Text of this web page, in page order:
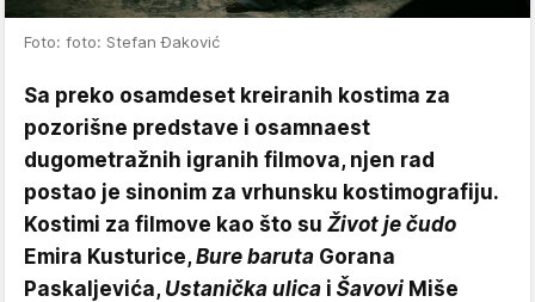
Foto: foto: Stefan Đaković
Sa preko osamdeset kreiranih kostima za
pozorišne predstave i osamnaest
dugometražnih igranih filmova, njen rad
postao je sinonim za vrhunsku kostimografiju.
Kostimi za filmove kao što su Život je čudo
Emira Kusturice,Bure baruta Gorana
Paskaljevića, Ustanička ulica i Šavovi Miše